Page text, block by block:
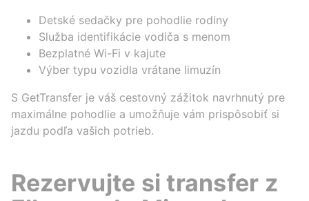
Detské sedačky pre pohodlie rodiny
Služba identifikácie vodiča s menom
Bezplatné Wi-Fi v kajute
Výber typu vozidla vrátane limuzín
S GetTransfer je váš cestovný zážitok navrhnutý pre
maximálne pohodlie a umožňuje vám prispôsobiť si
jazdu podľa vašich potrieb.
Rezervujte si transfer z